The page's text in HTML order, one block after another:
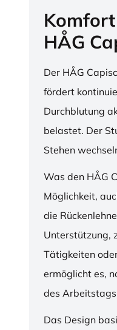
HÅG
Der HÅG
fördert
Durchblutung
belastet. Der
Stehen
Was den HÅG
Möglichkeit,
die
Unterstützung,
Tätigkeiten
ermöglicht es,
des
Das Design